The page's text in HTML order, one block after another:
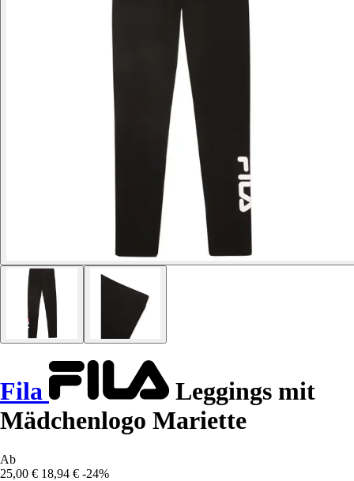
Fila
Leggings mit
Mädchenlogo Mariette
Ab
25,00 € 18,94 € -24%